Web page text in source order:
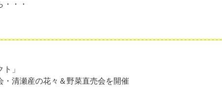
・・
」
・清瀬産の花々＆野菜直売会を開催